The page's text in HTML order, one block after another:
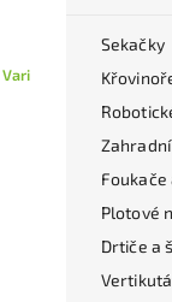
Sekačky
Foukače
Plotové
Drtiče a
Vari